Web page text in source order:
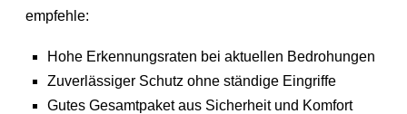
empfehle:
Hohe Erkennungsraten bei aktuellen Bedrohungen
Zuverlässiger Schutz ohne ständige Eingriffe
Gutes Gesamtpaket aus Sicherheit und Komfort